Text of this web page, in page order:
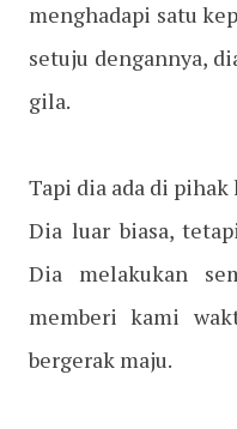
menghadapi satu
setuju dengannya,
gila.
Tapi dia ada di pihak
Dia luar biasa,
Dia melakukan
memberi kami
bergerak maju.